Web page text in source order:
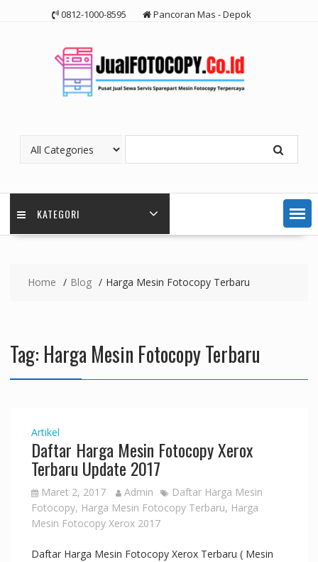
0812-1000-8595 Pancoran Mas - Depok
KATEGORI
Home Blog Harga Mesin Fotocopy Terbaru
Tag: Harga Mesin Fotocopy Terbaru
Artikel
Daftar Harga Mesin Fotocopy Xerox
Terbaru Update 2017
Maret 2, 2017 Admin
Daftar Harga Mesin
Fotocopy, Harga Mesin Fotocopy Terbaru, Harga
Mesin Fotocopy Xerox 2017
Daftar Harga Mesin Fotocopy Xerox Terbaru ( Mesin